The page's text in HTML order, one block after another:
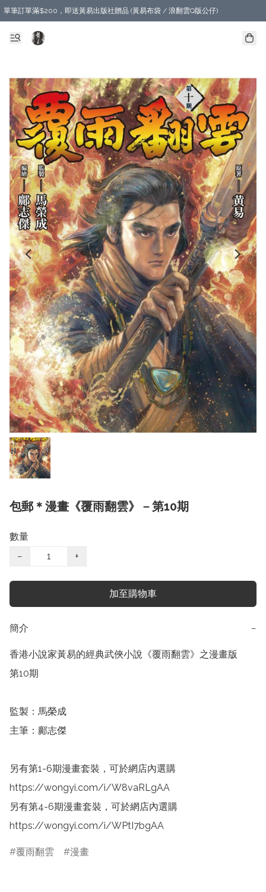
單筆訂單滿$200，即送黃易出版社贈品 (黃易布袋 / 浪翻雲Q版公仔)
包郵＊漫畫《覆雨翻雲》－第10期
數量
−
+
加至購物車
簡介 −
香港小說家黃易的經典武俠小說《覆雨翻雲》之漫畫版
第10期
監製：馬榮成
主筆：鄺志傑
另有第1-6期漫畫套裝，可於網店內選購
https://wongyi.com/i/W8vaRLgAA
另有第4-6期漫畫套裝，可於網店內選購
https://wongyi.com/i/WPtI7bgAA
覆雨翻雲 漫畫